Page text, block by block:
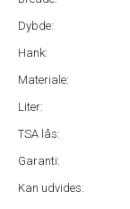
Dybde:
Hank:
Materiale:
Liter:
TSA lås:
Garanti:
Kan udvides: